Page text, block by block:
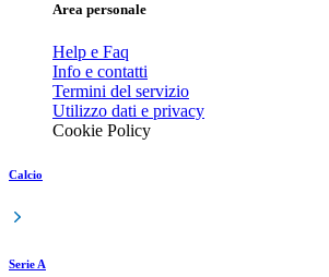
Area personale
Help e Faq
Info e contatti
Termini del servizio
Utilizzo dati e privacy
Cookie Policy
Calcio
Serie A